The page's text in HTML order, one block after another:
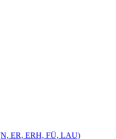
ER, ERH, FÜ, LAU)